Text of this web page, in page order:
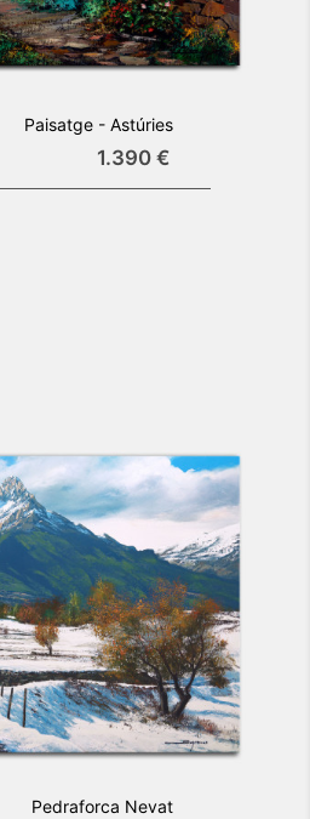
Paisatge - Astúries
1.390 €
Pedraforca Nevat